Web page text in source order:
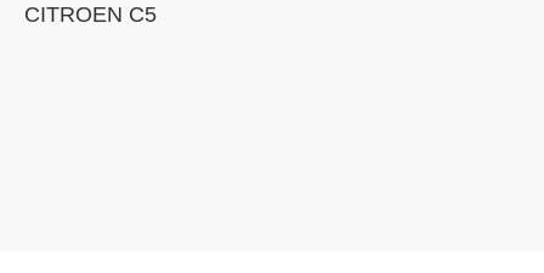
CITROEN C5